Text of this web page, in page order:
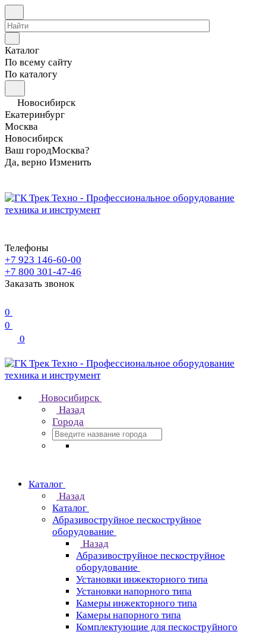
Каталог
По всему сайту
По каталогу
Новосибирск
Екатеринбург
Москва
Новосибирск
Ваш городМосква?
Да, верно Изменить
Телефоны
+7 923 146-60-00
+7 800 301-47-46
Заказать звонок
0
0
0
Новосибирск
Назад
Города
Каталог
Назад
Каталог
Абразивоструйное пескоструйное
оборудование
Назад
Абразивоструйное пескоструйное
оборудование
Установки инжекторного типа
Установки напорного типа
Камеры инжекторного типа
Камеры напорного типа
Комплектующие для пескоструйного